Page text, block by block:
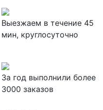
Выезжаем в течение 45
мин, круглосуточно
За год выполнили более
3000 заказов